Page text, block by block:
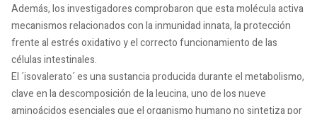
Además, los investigadores comprobaron que esta molécula activa
mecanismos relacionados con la inmunidad innata, la protección
frente al estrés oxidativo y el correcto funcionamiento de las
células intestinales.
El ´isovalerato´ es una sustancia producida durante el metabolismo,
clave en la descomposición de la leucina, uno de los nueve
aminoácidos esenciales que el organismo humano no sintetiza por